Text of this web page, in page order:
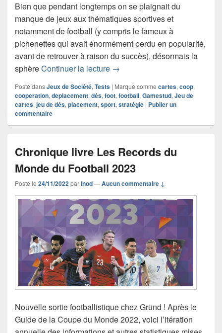
Bien que pendant longtemps on se plaignait du
manque de jeux aux thématiques sportives et
notamment de football (y compris le fameux à
pichenettes qui avait énormément perdu en popularité,
avant de retrouver à raison du succès), désormais la
sphèreContinuer la lecture Chronique jeu de société
→
Posté dansJeux de Société, Tests | Marqué comme cartes, coop,
cooperation, deplacement, dés, foot, football, Gamestud, Jeu de
cartes, jeu de dés, placement, sport, stratégie | Publier un
commentaire
Chronique livre Les Records du
Monde du Football 2023
Posté le 24/11/2022parInod—Aucun commentaire ↓
Nouvelle sortie footballistique chez Gründ ! Après le
Guide de la Coupe du Monde 2022, voici l’itération